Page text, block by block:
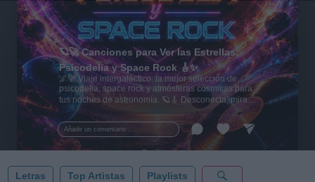
Añadir un comentario ...
🪐🚀 Canciones para Ver las Estrellas:
Psicodelia y Space Rock 🎸✨
🌌🚀 Viaje intergaláctico: la mejor selección de
psicodelia, space rock y atmósferas cósmicas para
tus noches de astronomía. 🪐🎸 Desconecta, mira
al firmamento y siente la gravedad cero. 💾 ¡Guarda
esta colección para tu próxima noche estrellada!
✨⭐
Letras Top Artistas Playlists